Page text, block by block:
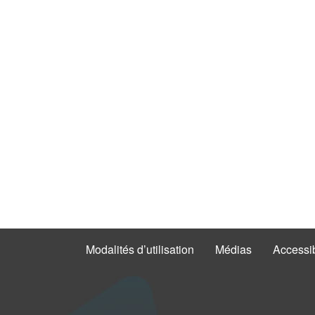
Modalités d’utilisation Médias